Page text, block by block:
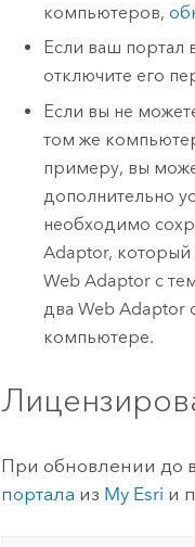
компьютеров,
Если ваш портал
отключите его
Если вы не
том же
примеру, вы
дополнительно
необходимо
Adaptor, который
Web Adaptor с
два Web Adaptor
компьютере.
При обновлении до
портала из My Esri и